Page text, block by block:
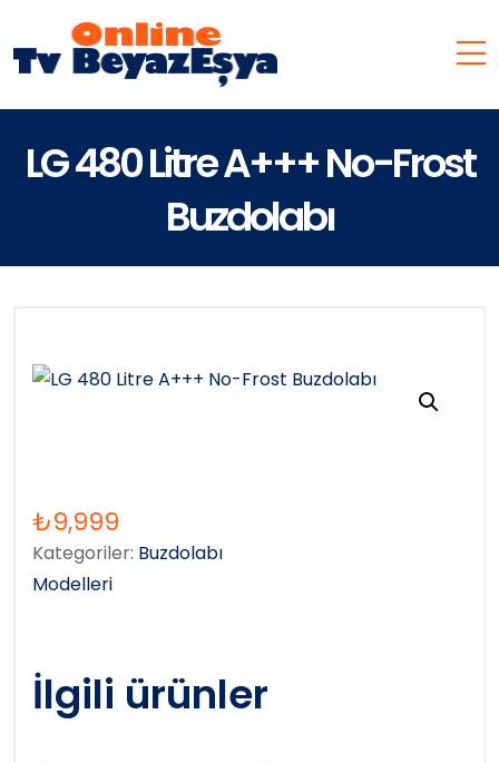
LG 480 Litre A+++ No-Frost
Buzdolabı
₺9,999
Kategoriler: Buzdolabı
Modelleri
İlgili ürünler